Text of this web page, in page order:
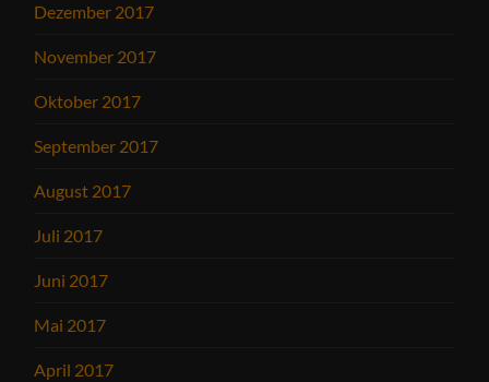
Dezember 2017
November 2017
Oktober 2017
September 2017
August 2017
Juli 2017
Juni 2017
Mai 2017
April 2017